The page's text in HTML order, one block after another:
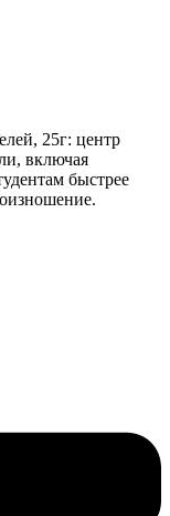
25г: центр
включая
быстрее